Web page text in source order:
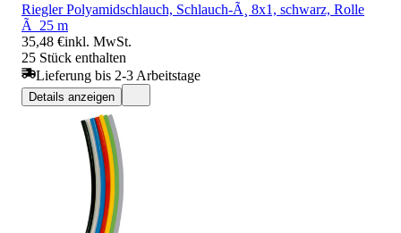
Riegler Polyamidschlauch, Schlauch-Ã¸ 8x1, schwarz, Rolle
Ã 25 m
35,48 €inkl. MwSt.
25 Stück enthalten
Lieferung bis 2-3 Arbeitstage
Details anzeigen